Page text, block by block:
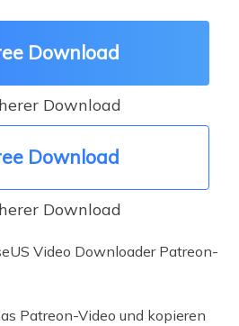
Download
Download
Download
Download
Video Downloader Patreon-
Patreon-Video und kopieren